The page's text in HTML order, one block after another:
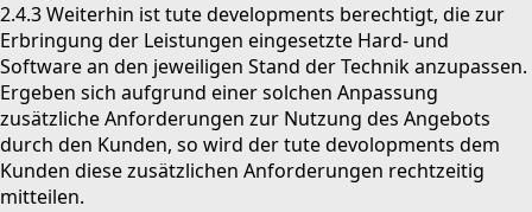
2.4.3 Weiterhin ist tute developments berechtigt, die zur
Erbringung der Leistungen eingesetzte Hard- und
Software an den jeweiligen Stand der Technik anzupassen.
Ergeben sich aufgrund einer solchen Anpassung
zusätzliche Anforderungen zur Nutzung des Angebots
durch den Kunden, so wird der tute devolopments dem
Kunden diese zusätzlichen Anforderungen rechtzeitig
mitteilen.